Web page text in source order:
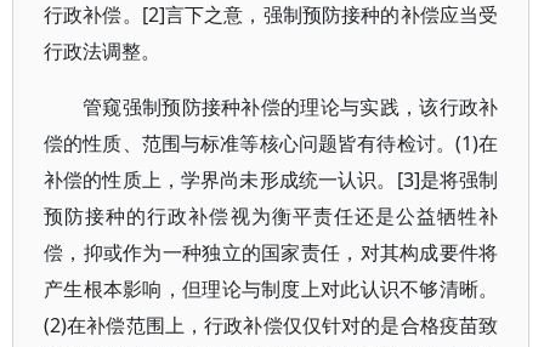
行政补偿。[2]言下之意，强制预防接种的补偿应当受
行政法调整。
管窥强制预防接种补偿的理论与实践，该行政补
偿的性质、范围与标准等核心问题皆有待检讨。(1)在
补偿的性质上，学界尚未形成统一认识。[3]是将强制
预防接种的行政补偿视为衡平责任还是公益牺牲补
偿，抑或作为一种独立的国家责任，对其构成要件将
产生根本影响，但理论与制度上对此认识不够清晰。
(2)在补偿范围上，行政补偿仅仅针对的是合格疫苗致